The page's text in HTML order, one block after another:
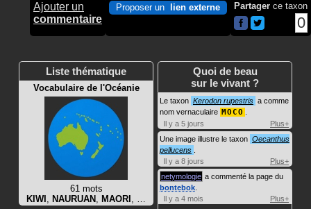
Ajouter un
commentaire
Proposer un lien externe Partager ce taxon
0
Liste thématique
Vocabulaire de l'Océanie
61 mots
KIWI , NAURUAN , MAORI , …
Quoi de beau
sur le vivant ?
Le taxon Kerodon rupestris a comme
nom vernaculaire MOCO
Il y a 5 jours
Plus+
Une image illustre le taxon Oecanthus
pellucens
Il y a 8 jours
Plus+
netymologie a commenté la page du
bontebok
Il y a 4 mois
Plus+